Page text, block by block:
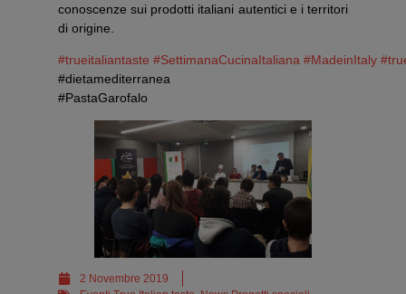
conoscenze sui prodotti italiani autentici e i territori
di origine.
#trueitaliantaste #SettimanaCucinaItaliana #MadeinItaly
#dietamediterranea
#PastaGarofalo
2 Novembre 2019